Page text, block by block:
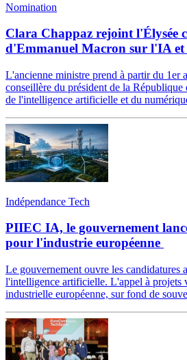
Nomination
Clara Chappaz rejoint l'Élysée
d'Emmanuel Macron sur l'IA et
L'ancienne ministre prend à partir du 1er
conseillère du président de la République
de l'intelligence artificielle et du
Indépendance Tech
PIIEC IA, le gouvernement
pour l'industrie européenne
Le gouvernement ouvre les candidatures
l'intelligence artificielle. L'appel à projets
industrielle européenne, sur fond de